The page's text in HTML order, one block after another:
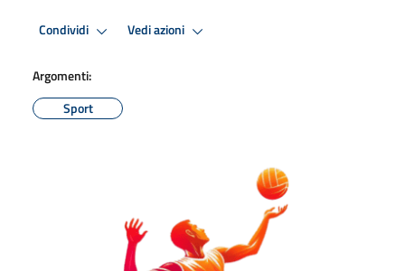
Condividi Vedi azioni
Argomenti:
Sport